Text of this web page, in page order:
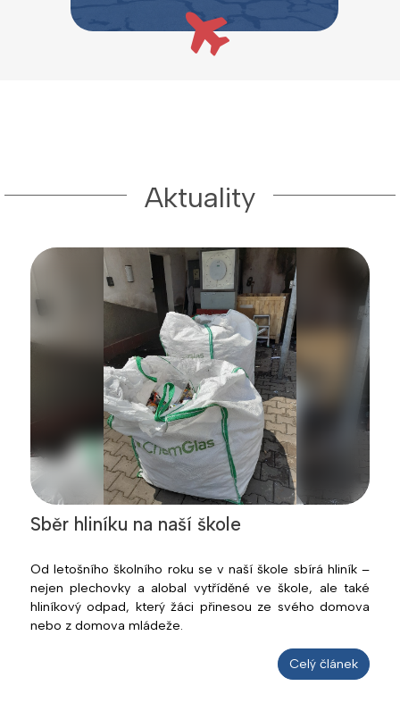
Aktuality
Sběr hliníku na naší škole
Od letošního školního roku se v naší škole sbírá hliník –
nejen plechovky a alobal vytříděné ve škole, ale také
hliníkový odpad, který žáci přinesou ze svého domova
nebo z domova mládeže.
Celý článek